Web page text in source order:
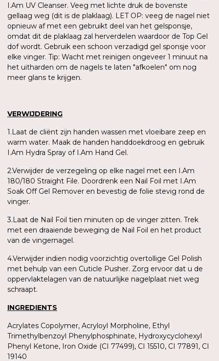
I.Am UV Cleanser. Veeg met lichte druk de bovenste
gellaag weg (dit is de plaklaag). LET OP: veeg de nagel niet
opnieuw af met een gebruikt deel van het gelsponsje,
omdat dit de plaklaag zal herverdelen waardoor de Top Gel
dof wordt. Gebruik een schoon verzadigd gel sponsje voor
elke vinger. Tip: Wacht met reinigen ongeveer 1 minuut na
het uitharden om de nagels te laten "afkoelen" om nog
meer glans te krijgen.
VERWIJDERING
1.Laat de cliënt zijn handen wassen met vloeibare zeep en
warm water. Maak de handen handdoekdroog en gebruik
I.Am Hydra Spray of I.Am Hand Gel.
2.Verwijder de verzegeling op elke nagel met een I.Am
180/180 Straight File. Doordrenk een Nail Foil met I.Am
Soak Off Gel Remover en bevestig de folie stevig rond de
vinger.
3.Laat de Nail Foil tien minuten op de vinger zitten. Trek
met een draaiende beweging de Nail Foil en het product
van de vingernagel.
4.Verwijder indien nodig voorzichtig overtollige Gel Polish
met behulp van een Cuticle Pusher. Zorg ervoor dat u de
oppervlaktelagen van de natuurlijke nagelplaat niet weg
schraapt.
INGREDIENTS
Acrylates Copolymer, Acryloyl Morpholine, Ethyl
Trimethylbenzoyl Phenylphosphinate, Hydroxycyclohexyl
Phenyl Ketone, Iron Oxide (CI 77499), CI 15510, CI 77891, CI
19140